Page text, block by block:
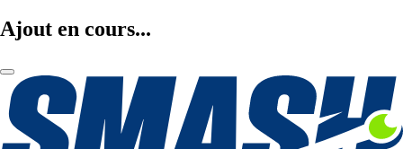
Ajout en cours...